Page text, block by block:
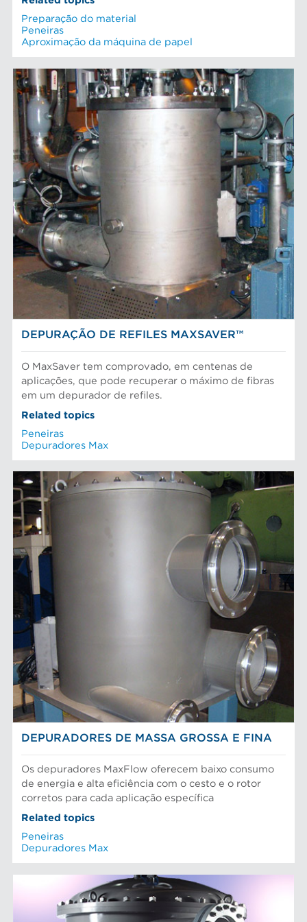
Preparação do material
Peneiras
Aproximação da máquina de papel
DEPURAÇÃO DE REFILES MAXSAVER™
O MaxSaver tem comprovado, em centenas de
aplicações, que pode recuperar o máximo de fibras
em um depurador de refiles.
Related topics
Peneiras
Depuradores Max
DEPURADORES DE MASSA GROSSA E FINA
Os depuradores MaxFlow oferecem baixo consumo
de energia e alta eficiência com o cesto e o rotor
corretos para cada aplicação específica
Related topics
Peneiras
Depuradores Max